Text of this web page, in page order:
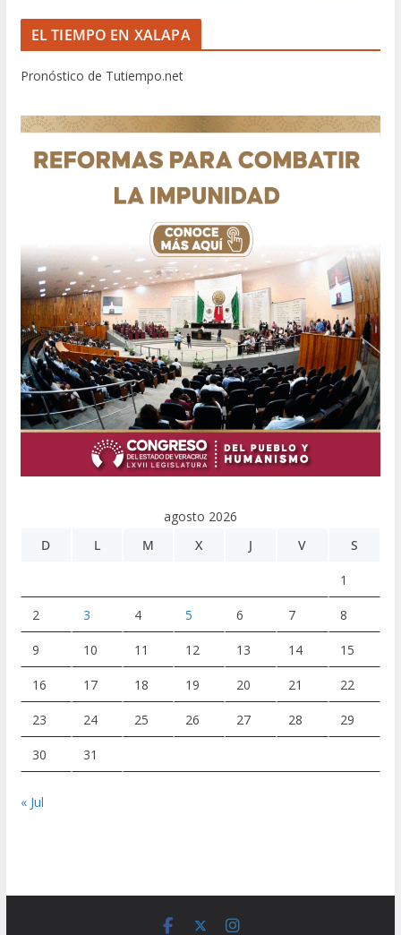
EL TIEMPO EN XALAPA
Pronóstico de Tutiempo.net
agosto 2026
D
L M X J V S
1
2 3 4 5 6 7 8
9 10 11 12 13 14 15
16 17 18 19 20 21 22
23 24 25 26 27 28 29
30 31
« Jul